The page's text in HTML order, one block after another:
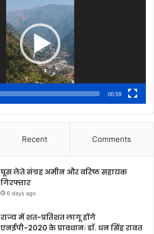
00:59
Recent Comments
घूस लेते संग्रह अमीन और वरिष्ठ सहायक
गिरफ्तार
6 days ago
राज्य में शत-प्रतिशत लागू होंगे
एनईपी-2020 के प्रावधानः डाॅ. धन सिंह रावत